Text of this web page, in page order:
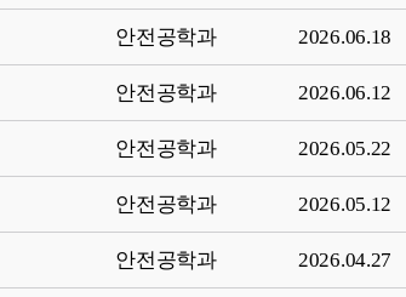
안전공학과 2026.06.18
안전공학과 2026.06.12
안전공학과 2026.05.22
안전공학과 2026.05.12
안전공학과 2026.04.27